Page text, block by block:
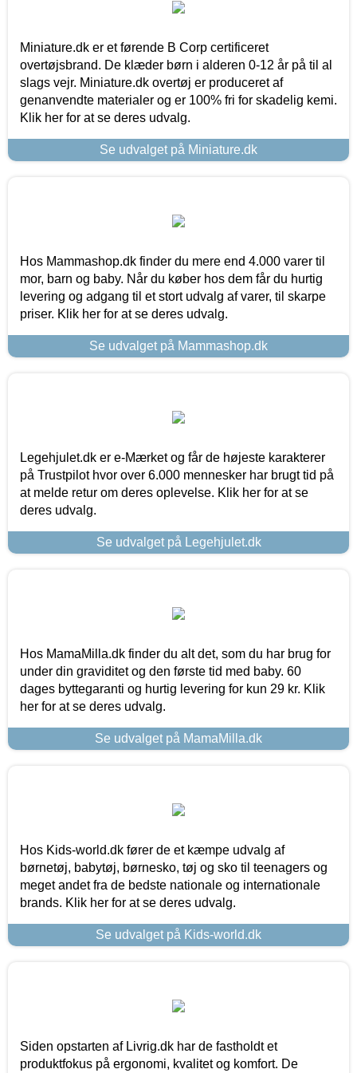
Miniature.dk er et førende B Corp certificeret
overtøjsbrand. De klæder børn i alderen 0-12 år på til al
slags vejr. Miniature.dk overtøj er produceret af
genanvendte materialer og er 100% fri for skadelig kemi.
Klik her for at se deres udvalg.
Se udvalget på Miniature.dk
Hos Mammashop.dk finder du mere end 4.000 varer til
mor, barn og baby. Når du køber hos dem får du hurtig
levering og adgang til et stort udvalg af varer, til skarpe
priser. Klik her for at se deres udvalg.
Se udvalget på Mammashop.dk
Legehjulet.dk er e-Mærket og får de højeste karakterer
på Trustpilot hvor over 6.000 mennesker har brugt tid på
at melde retur om deres oplevelse. Klik her for at se
deres udvalg.
Se udvalget på Legehjulet.dk
Hos MamaMilla.dk finder du alt det, som du har brug for
under din graviditet og den første tid med baby. 60
dages byttegaranti og hurtig levering for kun 29 kr. Klik
her for at se deres udvalg.
Se udvalget på MamaMilla.dk
Hos Kids-world.dk fører de et kæmpe udvalg af
børnetøj, babytøj, børnesko, tøj og sko til teenagers og
meget andet fra de bedste nationale og internationale
brands. Klik her for at se deres udvalg.
Se udvalget på Kids-world.dk
Siden opstarten af Livrig.dk har de fastholdt et
produktfokus på ergonomi, kvalitet og komfort. De